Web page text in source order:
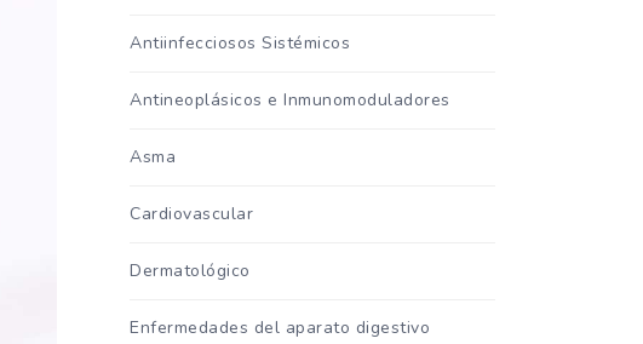
Antiinfecciosos Sistémicos
Antineoplásicos e Inmunomoduladores
Asma
Cardiovascular
Dermatológico
Enfermedades del aparato digestivo